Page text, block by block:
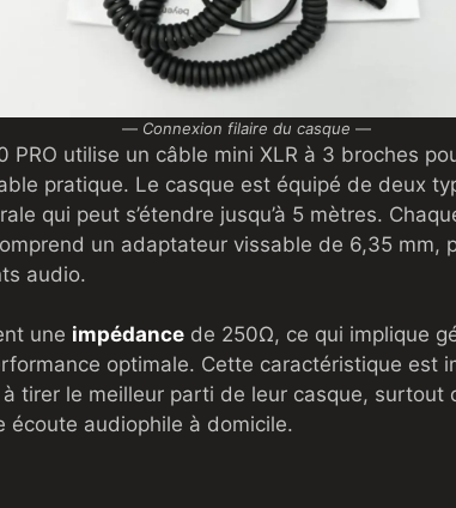
— Connexion filaire du casque —
PRO utilise un câble mini XLR à 3 broches
pratique. Le casque est équipé de deux
qui peut s’étendre jusqu’à 5 mètres.
un adaptateur vissable de 6,35 mm,
audio.
une impédance de 250Ω, ce qui implique
optimale. Cette caractéristique est
tirer le meilleur parti de leur casque, surtout
écoute audiophile à domicile.